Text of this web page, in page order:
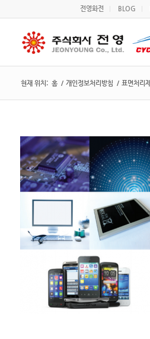
전영화전 BLOG
현재 위치: 홈 / 개인정보처리방침 / 표면처리제